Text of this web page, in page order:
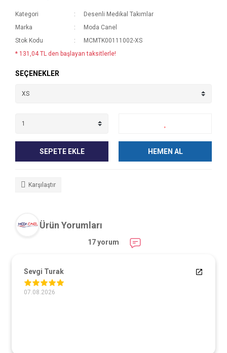
Kategori
Desenli Medikal Takımlar
Marka
Moda Canel
Stok Kodu
MCMTK00111002-XS
* 131,04 TL den başlayan taksitlerle!
SEÇENEKLER
SEPETE EKLE HEMEN AL
Karşılaştır
Ürün Yorumları
17 yorum
Sevgi Turak
07.08.2026